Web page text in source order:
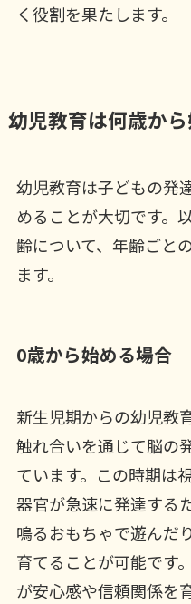
く役割を果たします。
幼児教育は何歳か
幼児教育は子どもの発
めることが大切です。
齢について、年齢ごと
ます。
0歳から始める場合
新生児期からの幼児教
触れ合いを通じて脳の
ています。この時期は
器官が急速に発達する
鳴るおもちゃで遊んだ
育てることが可能です
が安心感や信頼関係を